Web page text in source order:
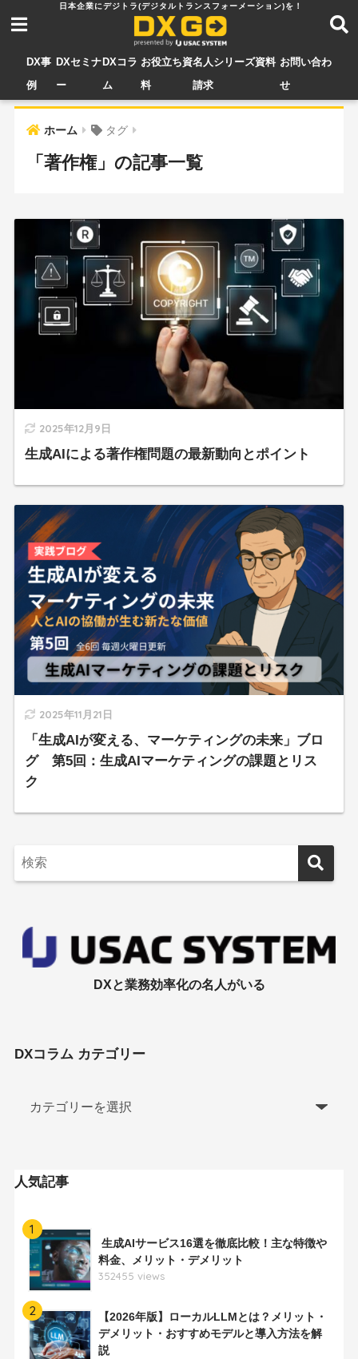
DX事
例
DXセミナ
ー
DXコラ
ム
お役立ち資
料
名人シリーズ資料
請求
お問い合わ
せ
ホーム タグ
「著作権」の記事一覧
2025年12月9日
生成AIによる著作権問題の最新動向とポイント
2025年11月21日
「生成AIが変える、マーケティングの未来」ブロ
グ 第5回：生成AIマーケティングの課題とリス
ク
DXと業務効率化の名人がいる
DXコラム カテゴリー
人気記事
1
生成AIサービス16選を徹底比較！主な特徴や
料金、メリット・デメリット
352455 views
2
【2026年版】ローカルLLMとは？メリット・
デメリット・おすすめモデルと導入方法を解
説